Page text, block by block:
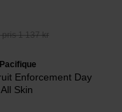
1 137 kr
Enforcement Day
Skin